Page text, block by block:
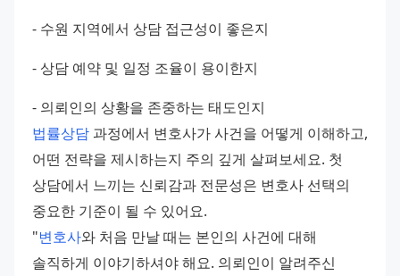
- 수원 지역에서 상담 접근성이 좋은지
- 상담 예약 및 일정 조율이 용이한지
- 의뢰인의 상황을 존중하는 태도인지
법률상담 과정에서 변호사가 사건을 어떻게 이해하고,
어떤 전략을 제시하는지 주의 깊게 살펴보세요. 첫
상담에서 느끼는 신뢰감과 전문성은 변호사 선택의
중요한 기준이 될 수 있어요.
"변호사와 처음 만날 때는 본인의 사건에 대해
솔직하게 이야기하셔야 해요. 의뢰인이 알려주신